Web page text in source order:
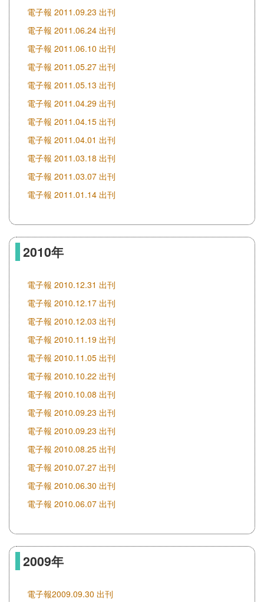
電子報 2011.09.23 出刊
電子報 2011.06.24 出刊
電子報 2011.06.10 出刊
電子報 2011.05.27 出刊
電子報 2011.05.13 出刊
電子報 2011.04.29 出刊
電子報 2011.04.15 出刊
電子報 2011.04.01 出刊
電子報 2011.03.18 出刊
電子報 2011.03.07 出刊
電子報 2011.01.14 出刊
2010年
電子報 2010.12.31 出刊
電子報 2010.12.17 出刊
電子報 2010.12.03 出刊
電子報 2010.11.19 出刊
電子報 2010.11.05 出刊
電子報 2010.10.22 出刊
電子報 2010.10.08 出刊
電子報 2010.09.23 出刊
電子報 2010.09.23 出刊
電子報 2010.08.25 出刊
電子報 2010.07.27 出刊
電子報 2010.06.30 出刊
電子報 2010.06.07 出刊
2009年
電子報2009.09.30 出刊